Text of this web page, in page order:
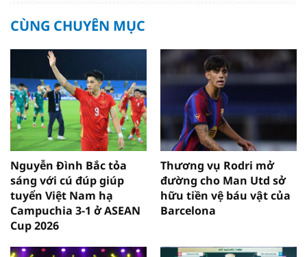
CÙNG CHUYÊN MỤC
Nguyễn Đình Bắc tỏa
sáng với cú đúp giúp
tuyển Việt Nam hạ
Campuchia 3-1 ở ASEAN
Cup 2026
Thương vụ Rodri mở
đường cho Man Utd sở
hữu tiền vệ báu vật của
Barcelona